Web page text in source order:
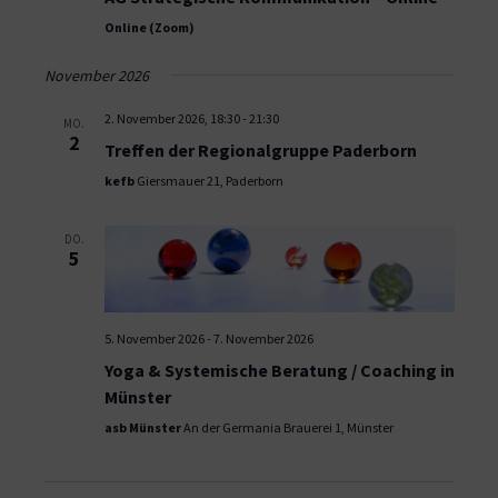
Online (Zoom)
November 2026
MO.
2
2. November 2026, 18:30- 21:30
Treffen der Regionalgruppe Paderborn
kefb Giersmauer 21, Paderborn
DO.
5
5. November 2026- 7. November 2026
Yoga & Systemische Beratung / Coaching in
Münster
asb MünsterAn der Germania Brauerei 1, Münster